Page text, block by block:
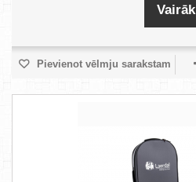
Vairāk
Pievienot vēlmju sarakstam